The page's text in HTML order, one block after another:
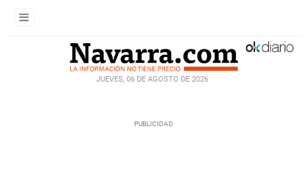
JUEVES, 06 DE AGOSTO DE 2026